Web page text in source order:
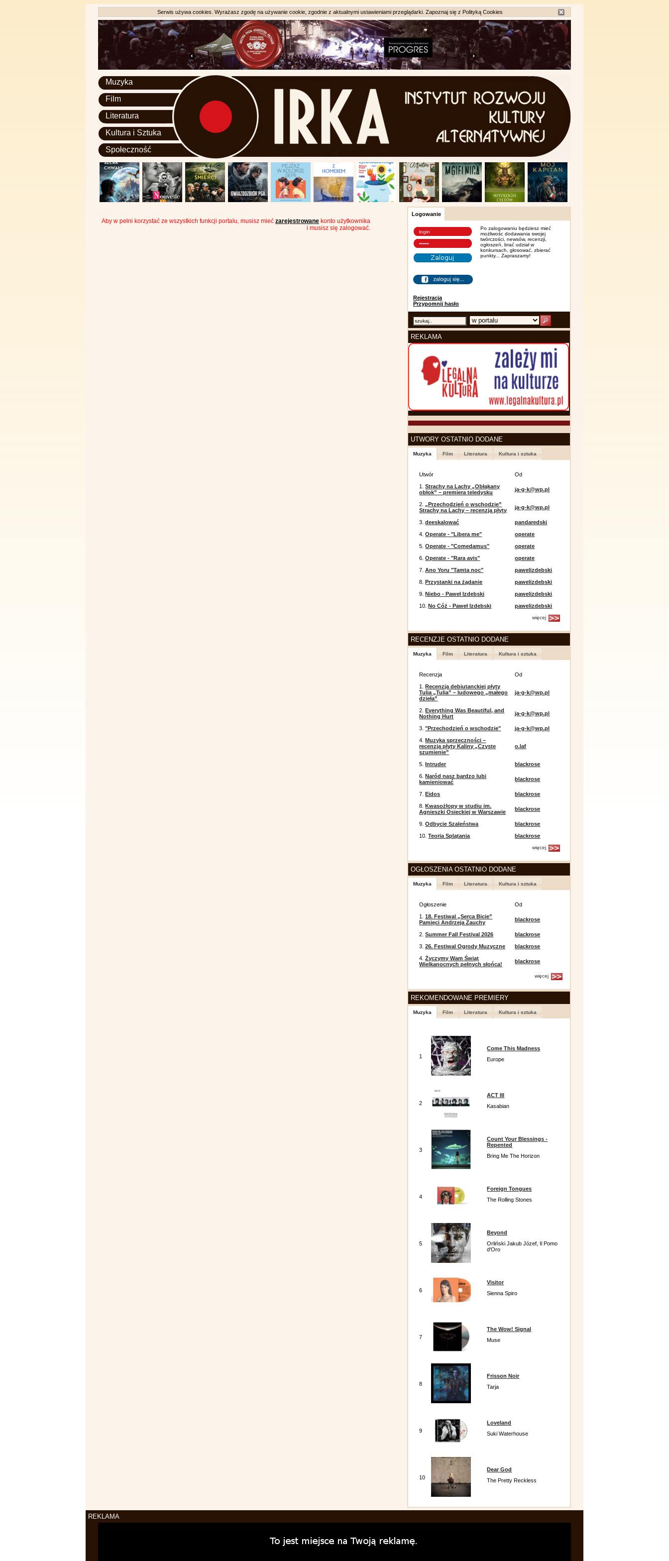
Serwis używa cookies. Wyrażasz zgodę na używanie cookie, zgodnie z aktualnymi ustawieniami przeglądarki. Zapoznaj się z Polityką Cookies
Muzyka
Film
Literatura
Kultura i Sztuka
Społeczność
Aby w pełni korzystać ze wszystkich funkcji portalu, musisz mieć zarejestrowane konto użytkownika
i musisz się zalogować.
Logowanie
Rejestracja
Przypomnij hasło
Po zalogowaniu będziesz mieć
możliwośc dodawania swojej
twórczości, newsów, recenzji,
ogłoszeń, brać udział w
konkursach, głosować, zbierać
punkty... Zapraszamy!
REKLAMA
UTWORY OSTATNIO DODANE
Muzyka Film Literatura Kultura i sztuka
Utwór
Od
1.Strachy na Lachy „Obłąkany
obłok” – premiera teledysku
ja-g-k@wp.pl
2.„Przechodzień o wschodzie”
Strachy na Lachy – recenzja płyty
ja-g-k@wp.pl
3.deeskalować
pandaredski
4.Operate - "Libera me"
operate
5.Operate - "Comedamus"
operate
6.Operate - "Rara avis"
operate
7.Ano Yoru "Tamta noc"
pawelizdebski
8.Przystanki na żądanie
pawelizdebski
9.Niebo - Paweł Izdebski
pawelizdebski
10.No Cóż - Paweł Izdebski pawelizdebski
więcej
RECENZJE OSTATNIO DODANE
Muzyka Film Literatura Kultura i sztuka
Recenzja
Od
1.Recenzja debiutanckiej płyty
Tulia „Tulia” – ludowego „małego
dzieła”
ja-g-k@wp.pl
2.Everything Was Beautiful, and
Nothing Hurt
ja-g-k@wp.pl
3."Przechodzień o wschodzie"
ja-g-k@wp.pl
4.Muzyka sprzeczności –
recenzja płyty Kaliny „Czyste
szumienie”
o.laf
5.Intruder
blackrose
6.Naród nasz bardzo lubi
kamieniować
blackrose
7.Eidos
blackrose
8.Kwasożłopy w studiu im.
Agnieszki Osieckiej w Warszawie
blackrose
9.Odbycie Szaleństwa
blackrose
10.Teoria Splątania blackrose
więcej
OGŁOSZENIA OSTATNIO DODANE
Muzyka Film Literatura Kultura i sztuka
Ogłoszenie
Od
1.18. Festiwal „Serca Bicie”
Pamięci Andrzeja Zauchy
blackrose
2.Summer Fall Festival 2026
blackrose
3.26. Festiwal Ogrody Muzyczne
blackrose
4.Życzymy Wam Świąt
Wielkanocnych pełnych słońca!
blackrose
więcej
REKOMENDOWANE PREMIERY
Muzyka Film Literatura Kultura i sztuka
1
Come This Madness
Europe
2
ACT III
Kasabian
3
Count Your Blessings -
Repented
Bring Me The Horizon
4
Foreign Tongues
The Rolling Stones
5
Beyond
Orliński Jakub Józef, Il Pomo
d'Oro
6
Visitor
Sienna Spiro
7
The Wow! Signal
Muse
8
Frisson Noir
Tarja
9
Loveland
Suki Waterhouse
10
Dear God
The Pretty Reckless
REKLAMA